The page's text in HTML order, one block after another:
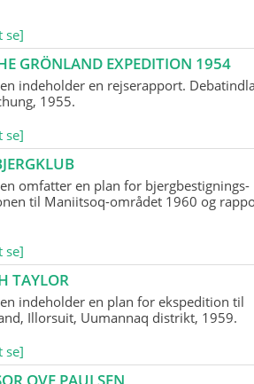
se]
GRÖNLAND EXPEDITION 1954
indeholder en rejserapport.
1955.
se]
omfatter en plan for bjergbestignings-
til Maniitsoq-området 1960 og
se]
TAYLOR
indeholder en plan for ekspedition til
Illorsuit, Uumannaq distrikt, 1959.
se]
OVE PAULSEN